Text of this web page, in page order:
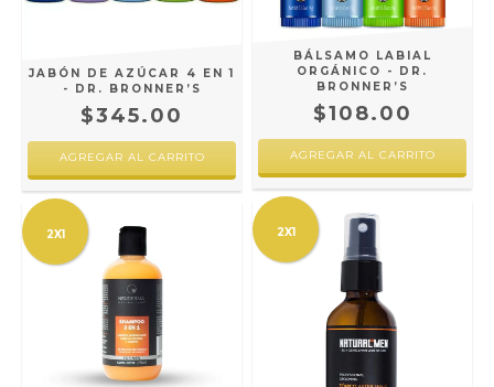
JABÓN DE AZÚCAR 4 EN 1
- DR. BRONNER’S
$345.00
AGREGAR AL CARRITO
BÁLSAMO LABIAL
ORGÁNICO - DR.
BRONNER’S
$108.00
AGREGAR AL CARRITO
2X1 2X1